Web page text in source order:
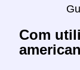
Com